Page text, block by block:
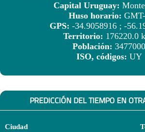
Capital Uruguay:
Huso horario:
GPS: -34.9058916 ; -
Territorio: 176220.0
Población: 3477000
ISO, códigos: UY
PREDICCIÓN DEL TIEMPO EN
Ciudad